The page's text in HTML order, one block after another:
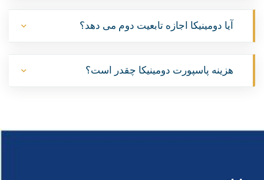
آیا دومینیکا اجازه تابعیت دوم می دهد؟
هزینه پاسپورت دومینیکا چقدر است؟